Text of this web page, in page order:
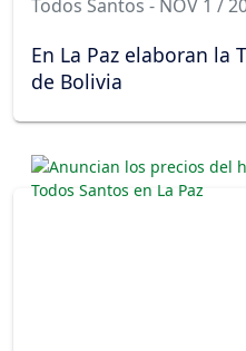
Todos Santos - NOV 1 /
En La Paz elaboran la
de Bolivia